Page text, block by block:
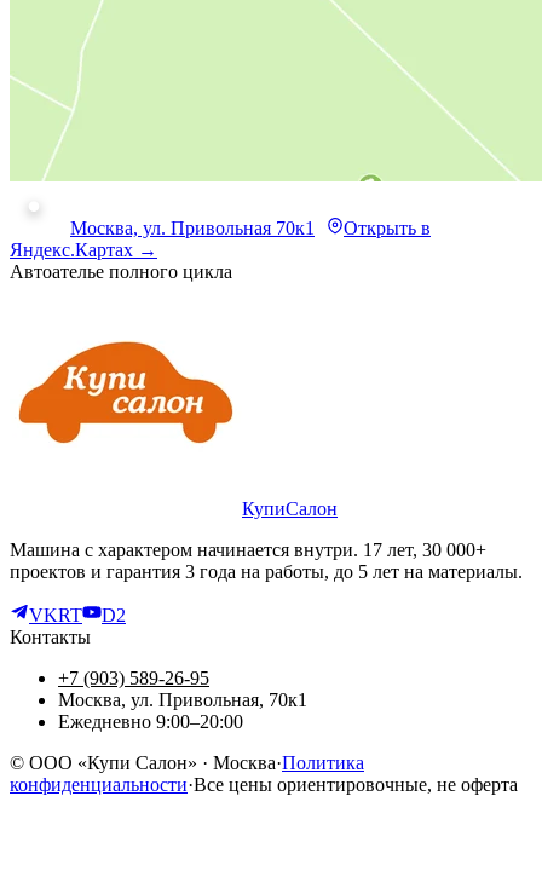
Москва, ул. Привольная 70к1
Открыть в
Яндекс.Картах →
Автоателье полного цикла
КупиСалон
Машина с характером начинается внутри. 17 лет, 30 000+
проектов и гарантия 3 года на работы, до 5 лет на материалы.
VKRT
D2
Контакты
+7 (903) 589-26-95
Москва, ул. Привольная, 70к1
Ежедневно 9:00–20:00
© ООО «Купи Салон» · Москва·Политика
конфиденциальности·Все цены ориентировочные, не оферта